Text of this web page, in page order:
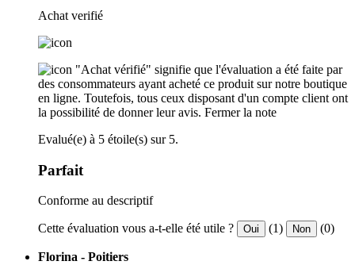
Achat verifié
"Achat vérifié" signifie que l'évaluation a été faite par
des consommateurs ayant acheté ce produit sur notre boutique
en ligne. Toutefois, tous ceux disposant d'un compte client ont
la possibilité de donner leur avis. Fermer la note
Evalué(e) à 5 étoile(s) sur 5.
Parfait
Conforme au descriptif
Cette évaluation vous a-t-elle été utile ? Oui (1) Non (0)
Florina - Poitiers